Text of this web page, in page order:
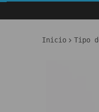
Inicio Tipo